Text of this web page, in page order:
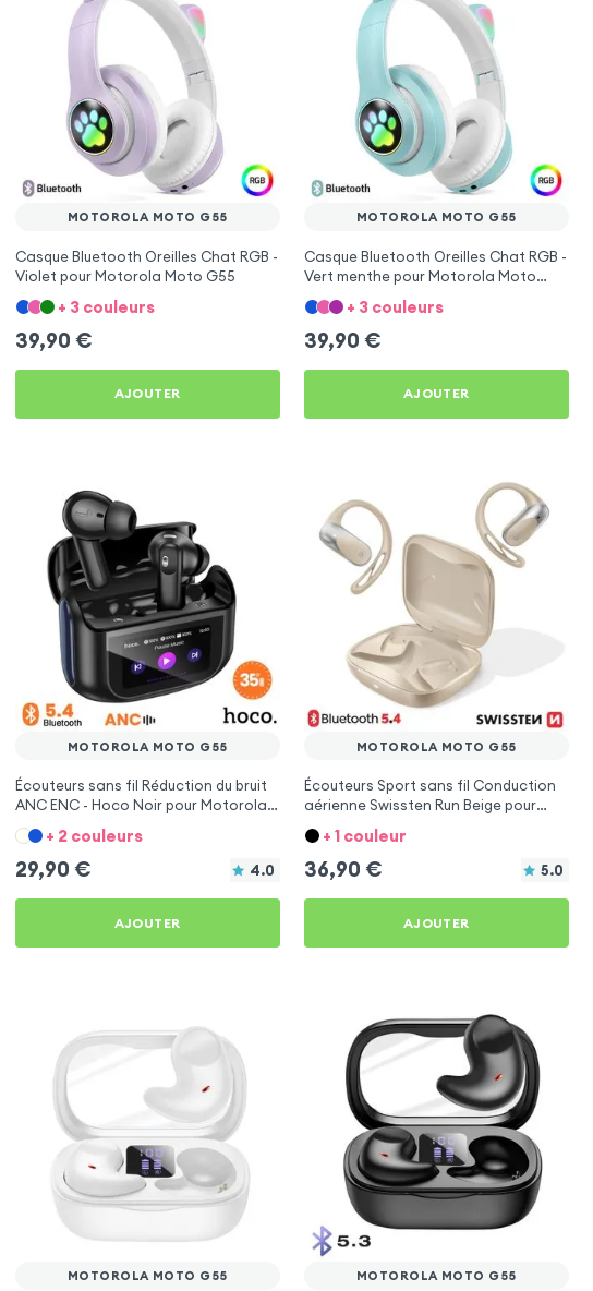
MOTOROLA MOTO G55
Casque Bluetooth Oreilles Chat RGB -
Violet pour Motorola Moto G55
+ 3 couleurs
39,90 €
AJOUTER
MOTOROLA MOTO G55
Casque Bluetooth Oreilles Chat RGB -
Vert menthe pour Motorola Moto
G55
+ 3 couleurs
39,90 €
AJOUTER
MOTOROLA MOTO G55
Écouteurs sans fil Réduction du bruit
ANC ENC - Hoco Noir pour Motorola
Moto G55
+ 2 couleurs
29,90 € 4.0
AJOUTER
MOTOROLA MOTO G55
Écouteurs Sport sans fil Conduction
aérienne Swissten Run Beige pour
Motorola Moto G55
+ 1 couleur
36,90 € 5.0
AJOUTER
MOTOROLA MOTO G55 MOTOROLA MOTO G55